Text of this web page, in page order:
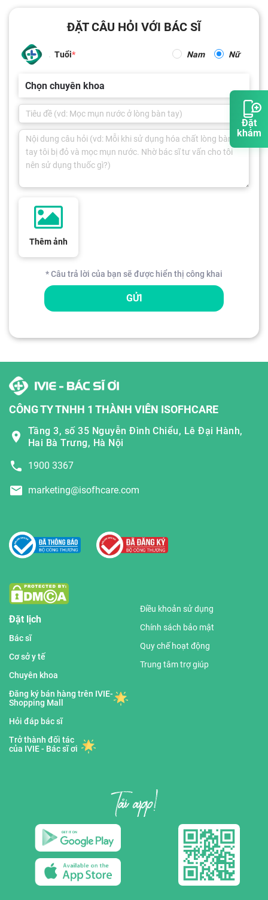
Đặt
khám
ĐẶT CÂU HỎI VỚI BÁC SĨ
Tuổi Nam Nữ
Chọn chuyên khoa
Thêm ảnh
* Câu trả lời của bạn sẽ được hiển thị công khai
GỬI
CÔNG TY TNHH 1 THÀNH VIÊN ISOFHCARE
Tầng 3, số 35 Nguyễn Đình Chiểu, Lê Đại Hành,
Hai Bà Trưng, Hà Nội
1900 3367
marketing@isofhcare.com
Đặt lịch
Bác sĩ
Cơ sở y tế
Chuyên khoa
Đăng ký bán hàng trên IVIE-
Shopping Mall
Hỏi đáp bác sĩ
Trở thành đối tác
của IVIE - Bác sĩ ơi
Điều khoản sử dụng
Chính sách bảo mật
Quy chế hoạt động
Trung tâm trợ giúp